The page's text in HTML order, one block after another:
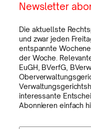
Newsletter
Die aktuellste
und zwar jeden
entspannte
der Woche.
EuGH, BVerfG,
interessante
Abonnieren einfach